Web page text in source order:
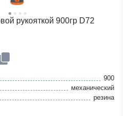
рукояткой 900гр D72
900
механический
резина